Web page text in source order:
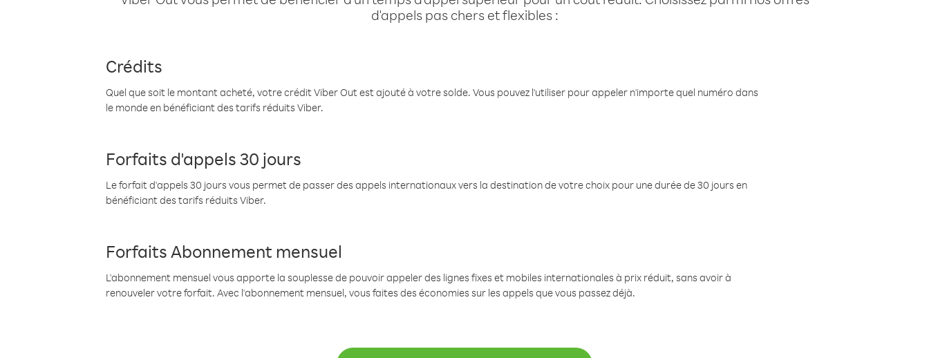
d'appels pas chers et flexibles :
Crédits
Quel que soit le montant acheté, votre crédit Viber Out est ajouté à votre solde. Vous pouvez l'utiliser pour appeler n'importe quel numéro dans
le monde en bénéficiant des tarifs réduits Viber.
Forfaits d'appels 30 jours
Le forfait d'appels 30 jours vous permet de passer des appels internationaux vers la destination de votre choix pour une durée de 30 jours en
bénéficiant des tarifs réduits Viber.
Forfaits Abonnement mensuel
L'abonnement mensuel vous apporte la souplesse de pouvoir appeler des lignes fixes et mobiles internationales à prix réduit, sans avoir à
renouveler votre forfait. Avec l'abonnement mensuel, vous faites des économies sur les appels que vous passez déjà.